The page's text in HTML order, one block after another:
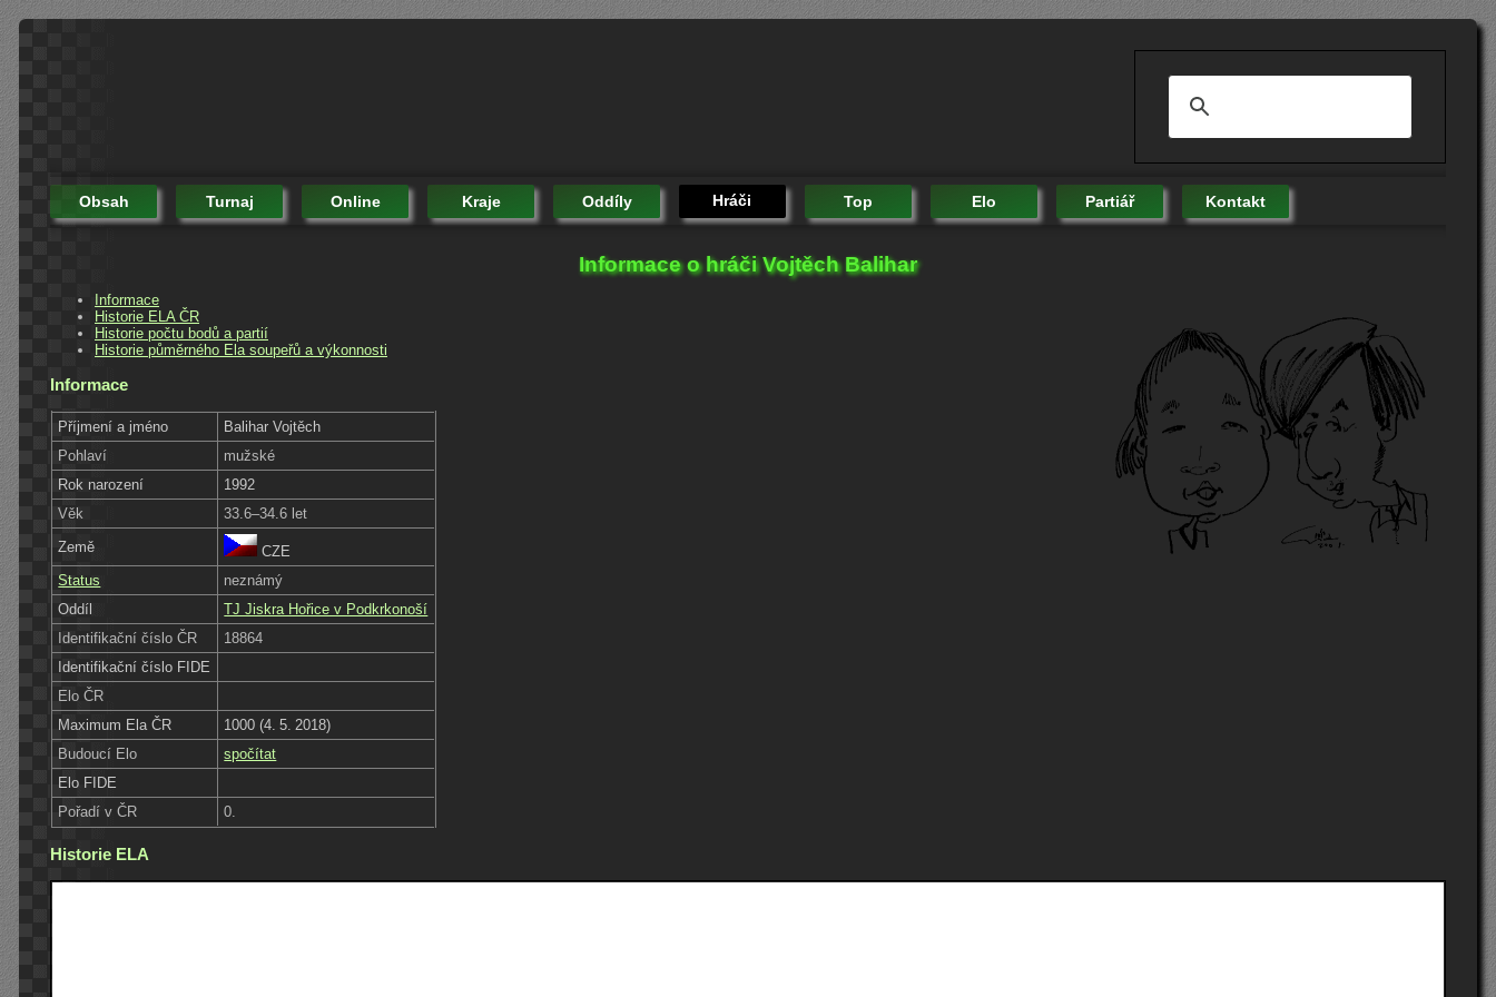
Obsah Turnaj Online Kraje Oddíly Hráči Top Elo Partiář Kontakt
Informace o hráči Vojtěch Balihar
Informace
Historie ELA ČR
Historie počtu bodů a partií
Historie půměrného Ela soupeřů a výkonnosti
Informace
Příjmení a jméno
Balihar Vojtěch
Pohlaví
mužské
Rok narození
1992
Věk
33.6–34.6 let
Země
CZE
Status
neznámý
Oddíl
TJ Jiskra Hořice v Podkrkonoší
Identifikační číslo ČR
18864
Identifikační číslo FIDE
Elo ČR
Maximum Ela ČR
1000 (4. 5. 2018)
Budoucí Elo
spočítat
Elo FIDE
Pořadí v ČR
0.
Historie ELA